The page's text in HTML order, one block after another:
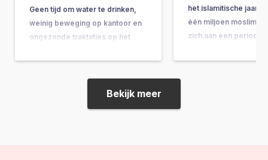
Geen tijd om water te drinken,
weinig beweging op kantoor en
ongezonde traktaties op het
je gezondheid. Wij delen tips
voor gezonde gewoontes op
kantoor. Gezonde gewoontes is
een gezonde leefstijl Een
het islamitische jaar
één miljoen moslims
zich aan een periode
periode wordt
Bekijk meer